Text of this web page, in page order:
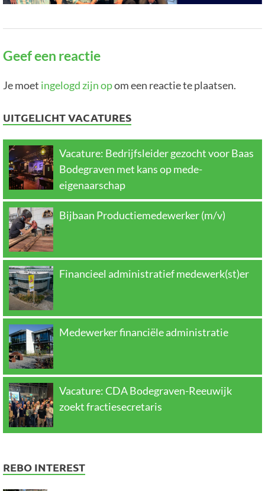
Geef een reactie
Je moet ingelogd zijn opom een reactie te plaatsen.
UITGELICHT VACATURES
Vacature: Bedrijfsleider gezocht voor Baas
Bodegraven met kans op mede-
eigenaarschap
Bijbaan Productiemedewerker (m/v)
Financieel administratief medewerk(st)er
Medewerker financiële administratie
Vacature: CDA Bodegraven-Reeuwijk
zoekt fractiesecretaris
REBO INTEREST